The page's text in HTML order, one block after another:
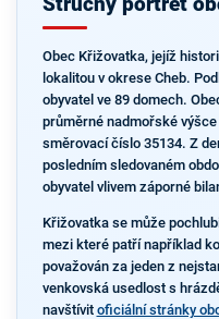
Obec Křižovatka, jejíž
lokalitou v okrese Cheb.
obyvatel ve 89 domech.
průměrné nadmořské
směrovací číslo 35134. Z
posledním sledovaném
obyvatel vlivem záporné
Křižovatka se může
mezi které patří například
považován za jeden z
venkovská usedlost s
navštívit oficiální stránky